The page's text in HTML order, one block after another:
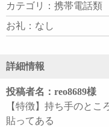
カテゴリ：携帯電話類
お礼：なし
詳細情報
投稿者名：reo8689様
【特徴】持ち手のと
貼ってある